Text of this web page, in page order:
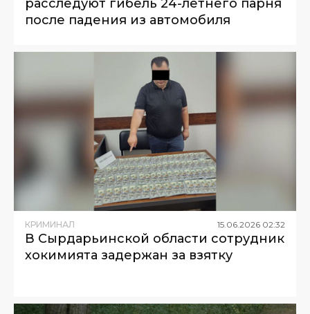
расследуют гибель 24-летнего парня
после падения из автомобиля
КРИМИНАЛ 15 06 2026 02:32
В Сырдарьинской области сотрудник
хокимията задержан за взятку